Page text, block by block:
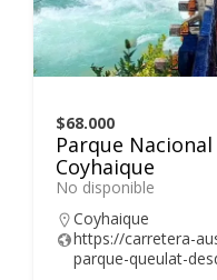
$68.000
Parque
Coyhaique
No disponible
Coyhaique
https://carretera-
parque-queulat-